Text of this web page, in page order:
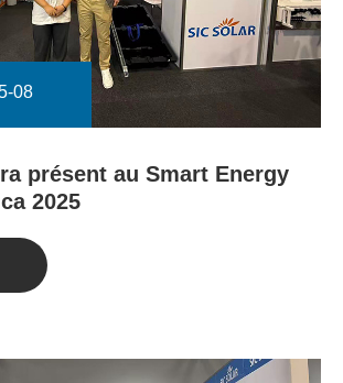
08
présent au Smart Energy
2025